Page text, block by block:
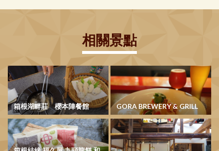
相關景點
箱根湖畔莊 櫻本陣餐館 GORA BREWERY & GRILL